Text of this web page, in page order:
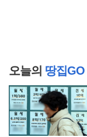
오늘의 땅집GO